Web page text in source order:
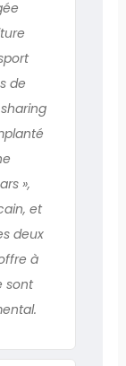
de
»,
et
deux
à
sont